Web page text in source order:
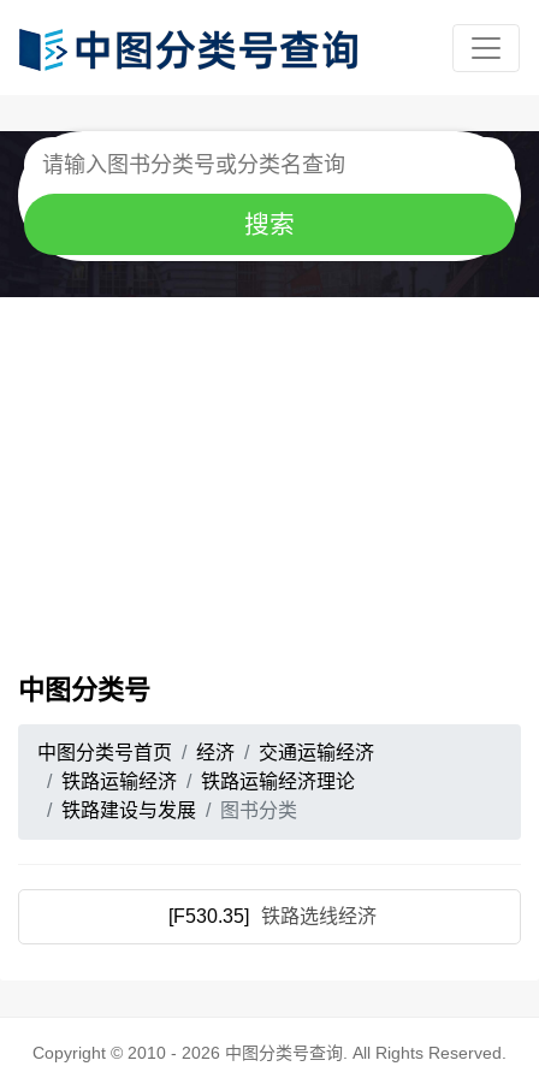
中图分类号
中图分类号首页 经济
交通运输经济
铁路运输经济
铁路运输经济理论
铁路建设与发展
图书分类
[F530.35] 铁路选线经济
Copyright © 2010 - 2026 中图分类号查询 . All Rights Reserved.